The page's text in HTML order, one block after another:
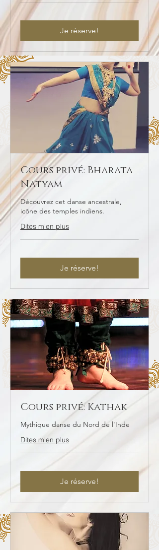
Je réserve!
Cours privé: Bharata
Natyam
Découvrez cet danse ancestrale,
icône des temples indiens.
Dites m'en plus
Je réserve!
Cours privé: Kathak
Mythique danse du Nord de l'Inde
Dites m'en plus
Je réserve!